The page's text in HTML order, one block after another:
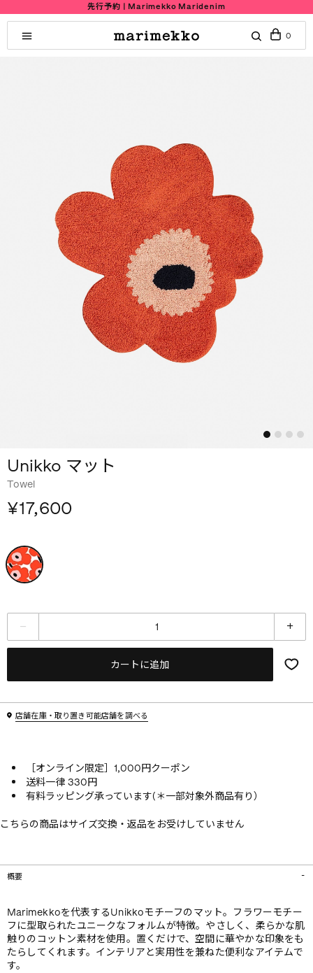
先行予約 | Marimekko Maridenim
0
Unikko マット
Towel
¥17,600
カートに追加
店舗在庫・取り置き可能店舗を調べる
［オンライン限定］1,000円クーポン
送料一律 330円
有料ラッピング承っています(＊一部対象外商品有り）
こちらの商品はサイズ交換・返品をお受けしていません
概要
Marimekkoを代表するUnikkoモチーフのマット。フラワーモチー
フに型取られたユニークなフォルムが特徴。やさしく、柔らかな肌
触りのコットン素材を使用。置くだけで、空間に華やかな印象をも
たらしてくれます。インテリアと実用性を兼ねた便利なアイテムで
す。